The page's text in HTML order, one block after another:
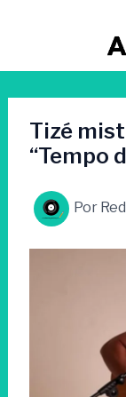
conteúdo
Tizé
“Tempo
Por